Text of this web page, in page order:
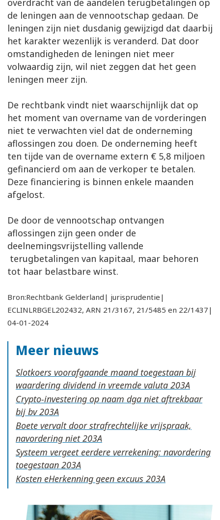
overdracht van de aandelen terugbetalingen op
de leningen aan de vennootschap gedaan. De
leningen zijn niet dusdanig gewijzigd dat daarbij
het karakter wezenlijk is veranderd. Dat door
omstandigheden de leningen niet meer
volwaardig zijn, wil niet zeggen dat het geen
leningen meer zijn.
De rechtbank vindt niet waarschijnlijk dat op
het moment van overname van de vorderingen
niet te verwachten viel dat de onderneming
aflossingen zou doen. De onderneming heeft
ten tijde van de overname extern € 5,8 miljoen
gefinancierd om aan de verkoper te betalen.
Deze financiering is binnen enkele maanden
afgelost.
De door de vennootschap ontvangen
aflossingen zijn geen onder de
deelnemingsvrijstelling vallende
terugbetalingen van kapitaal, maar behoren
tot haar belastbare winst.
Bron:Rechtbank Gelderland| jurisprudentie|
ECLINLRBGEL202432, ARN 21/3167, 21/5485 en 22/1437|
04-01-2024
Meer nieuws
Slotkoers voorafgaande maand toegestaan bij
waardering dividend in vreemde valuta
Crypto-investering op naam dga niet aftrekbaar
bij bv
Boete vervalt door strafrechtelijke vrijspraak,
navordering niet
Systeem vergeet eerdere verrekening: navordering
toegestaan
Kosten eHerkenning geen excuus